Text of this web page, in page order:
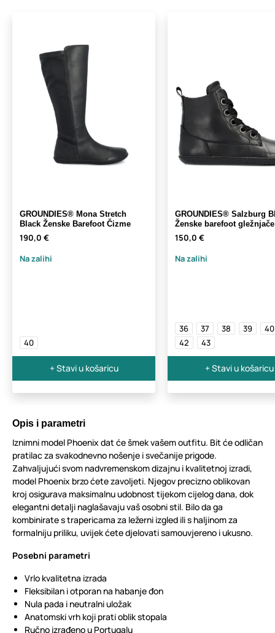
GROUNDIES® Mona Stretch
Black Ženske Barefoot Čizme
190,0 €
Na zalihi
40
+ Stavi u košaricu
GROUNDIES® Salzburg
Ženske barefoot gležnjače
150,0 €
Na zalihi
36 37 38 39
40
42
43
+ Stavi u košaricu
Opis i parametri
Iznimni model Phoenix dat će šmek vašem outfitu. Bit će odličan
pratilac za svakodnevno nošenje i svečanije prigode.
Zahvaljujući svom nadvremenskom dizajnu i kvalitetnoj izradi,
model Phoenix brzo ćete zavoljeti. Njegov precizno oblikovan
kroj osigurava maksimalnu udobnost tijekom cijelog dana, dok
elegantni detalji naglašavaju vaš osobni stil. Bilo da ga
kombinirate s trapericama za ležerni izgled ili s haljinom za
formalniju priliku, uvijek ćete djelovati samouvjereno i ukusno.
Posebni parametri
Vrlo kvalitetna izrada
Fleksibilan i otporan na habanje đon
Nula pada i neutralni uložak
Anatomski vrh koji prati oblik stopala
Ručno izrađeno u Portugalu